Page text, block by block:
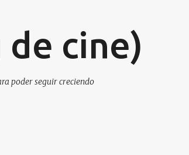
cine)
poder seguir creciendo